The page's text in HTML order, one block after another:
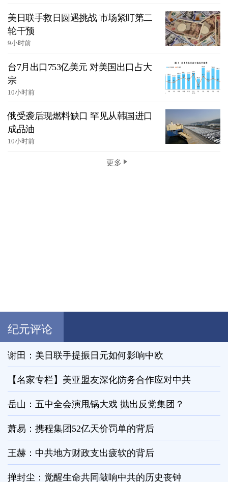
美日联手救日圆遇挑战 市场紧盯第二
轮干预
9小时前
台7月出口753亿美元 对美国出口占大
宗
10小时前
俄受袭后现燃料缺口 罕见从韩国进口
成品油
10小时前
更多
纪元评论
谢田：美日联手提振日元如何影响中欧
【名家专栏】美亚盟友深化防务合作应对中共
岳山：五中全会演甩锅大戏 抛出反党集团？
萧易：携程集团52亿天价罚单的背后
王赫：中共地方财政支出疲软的背后
掸封尘：觉醒生命共同敲响中共的历史丧钟